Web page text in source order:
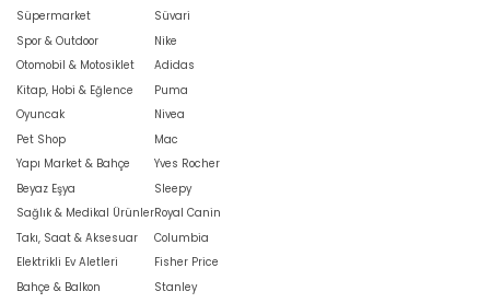
Süpermarket
Spor & Outdoor
Otomobil & Motosiklet
Kitap, Hobi & Eğlence
Oyuncak
Pet Shop
Yapı Market & Bahçe
Beyaz Eşya
Sağlık & Medikal Ürünler
Takı, Saat & Aksesuar
Elektrikli Ev Aletleri
Bahçe & Balkon
Süvari
Nike
Adidas
Puma
Nivea
Mac
Yves Rocher
Sleepy
Royal Canin
Columbia
Fisher Price
Stanley